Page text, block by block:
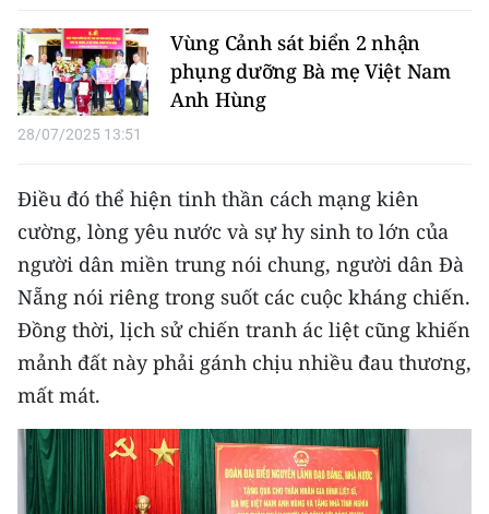
CHUYÊN ĐỀ
CÁC CHUYÊN TRANG
VỀ BÁO NHÂN DÂN
THỜI NAY
NHÂN DÂN CUỐI TUẦN
NHÂN DÂN HẰNG THÁNG
MUA BÁO
ĐỌC BÁO IN
Vùng Cảnh sát biển 2 nhận
phụng dưỡng Bà mẹ Việt Nam
Anh Hùng
28/07/2025 13:51
Điều đó thể hiện tinh thần cách mạng kiên
cường, lòng yêu nước và sự hy sinh to lớn của
người dân miền trung nói chung, người dân Đà
Nẵng nói riêng trong suốt các cuộc kháng chiến.
Đồng thời, lịch sử chiến tranh ác liệt cũng khiến
mảnh đất này phải gánh chịu nhiều đau thương,
mất mát.